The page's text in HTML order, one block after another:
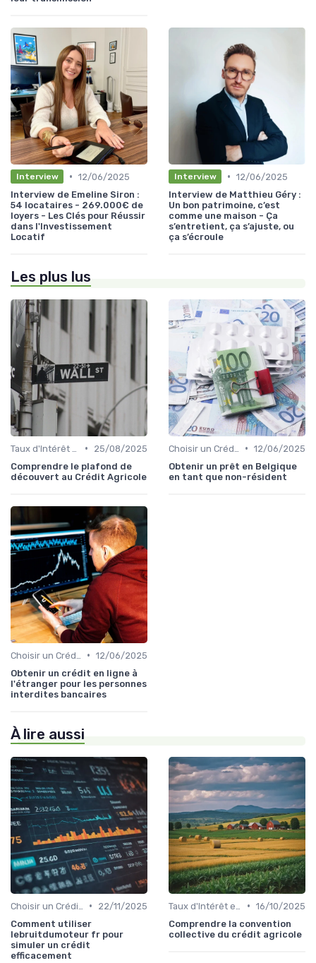
Interview • 12/06/2025
Interview de Emeline Siron :
54 locataires - 269.000€ de
loyers - Les Clés pour Réussir
dans l'Investissement
Locatif
Interview • 12/06/2025
Interview de Matthieu Géry :
Un bon patrimoine, c’est
comme une maison - Ça
s’entretient, ça s’ajuste, ou
ça s’écroule
Les plus lus
•
25/08/2025
Comprendre le plafond de
découvert au Crédit Agricole
• 12/06/2025
Obtenir un prêt en Belgique
en tant que non-résident
• 12/06/2025
Obtenir un crédit en ligne à
l'étranger pour les personnes
interdites bancaires
À lire aussi
•
22/11/2025
Comment utiliser
lebruitdumoteur fr pour
simuler un crédit
efficacement
• 16/10/2025
Comprendre la convention
collective du crédit agricole